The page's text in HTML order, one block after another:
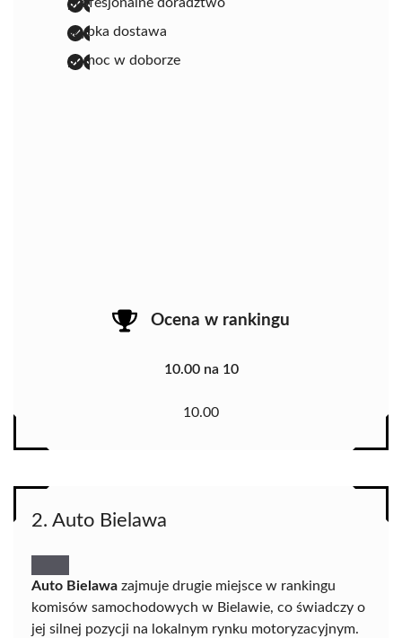
szybka dostawa
pomoc w doborze
Ocena w rankingu
10.00 na 10
10.00
2. Auto Bielawa
Auto Bielawa zajmuje drugie miejsce w rankingu
komisów samochodowych w Bielawie, co świadczy o
jej silnej pozycji na lokalnym rynku motoryzacyjnym.